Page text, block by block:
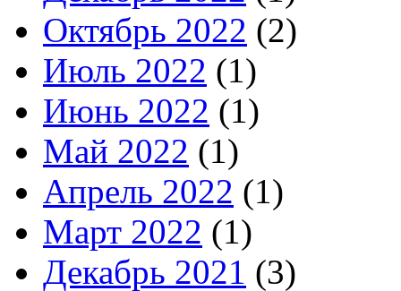
Октябрь 2022 (2)
Июль 2022 (1)
Июнь 2022 (1)
Май 2022 (1)
Апрель 2022 (1)
Март 2022 (1)
Декабрь 2021 (3)